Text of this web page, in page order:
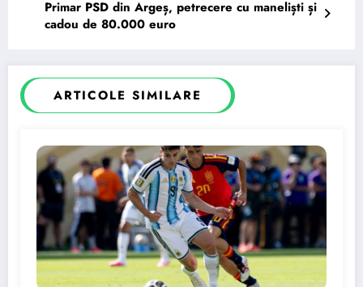
Primar PSD din Argeș, petrecere cu maneliști și
cadou de 80.000 euro
ARTICOLE SIMILARE